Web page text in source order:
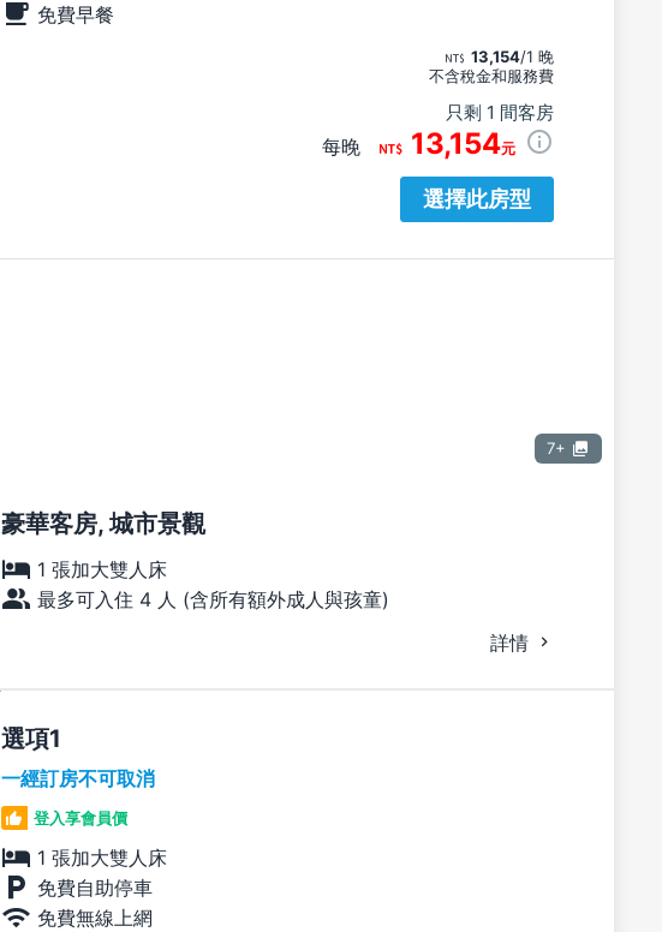
免費早餐
13,154/1 晚
不含稅金和服務費
只剩 1 間客房
每晚 13,154元
選擇此房型
7+
豪華客房, 城市景觀
1 張加大雙人床
最多可入住 4 人 (含所有額外成人與孩童)
詳情
選項
一經訂房不可取消
登入享會員價
1 張加大雙人床
免費自助停車
免費無線上網